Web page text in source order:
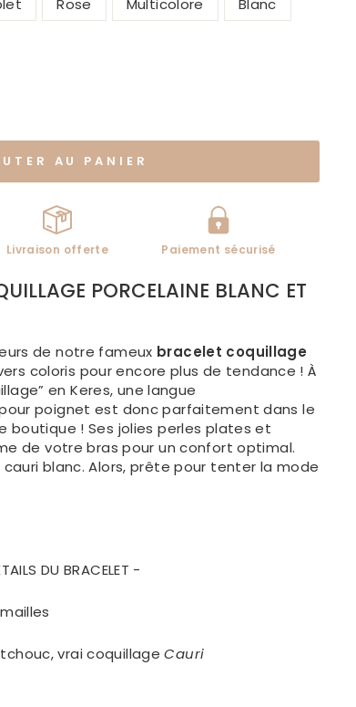
AU PANIER
Livraison offerte Paiement sécurisé
PORCELAINE BLANC ET
de notre fameux bracelet coquillage
coloris pour encore plus de tendance !À
en Keres, une langue
poignet est donc parfaitement dans le
! Ses jolies perles plates et
de votre bras pour un confort optimal.
blanc. Alors, prête pour tenter la mode
DU BRACELET -
, vrai coquillageCauri